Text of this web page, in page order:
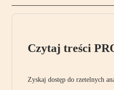
Czytaj treści
Zyskaj dostęp do rzetelnych